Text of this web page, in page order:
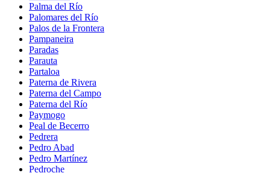
Palma del Río
Palomares del Río
Palos de la Frontera
Pampaneira
Paradas
Parauta
Partaloa
Paterna de Rivera
Paterna del Campo
Paterna del Río
Paymogo
Peal de Becerro
Pedrera
Pedro Abad
Pedro Martínez
Pedroche